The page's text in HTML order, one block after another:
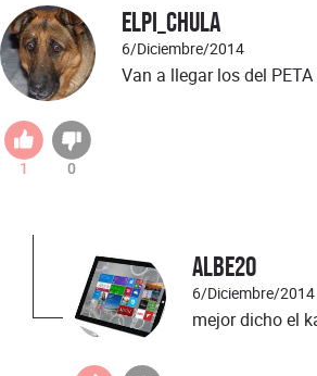
ElPi_chula
6/Diciembre/2014
1 0
Van a llegar los del
albe20
6/Diciembre/2014
mejor dicho el